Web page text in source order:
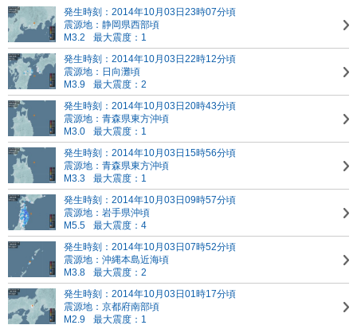
発生時刻：2014年10月03日23時07分頃
震源地：静岡県西部頃
M3.2
最大震度：1
発生時刻：2014年10月03日22時12分頃
震源地：日向灘頃
M3.9
最大震度：2
発生時刻：2014年10月03日20時43分頃
震源地：青森県東方沖頃
M3.0
最大震度：1
発生時刻：2014年10月03日15時56分頃
震源地：青森県東方沖頃
M3.3
最大震度：1
発生時刻：2014年10月03日09時57分頃
震源地：岩手県沖頃
M5.5
最大震度：4
発生時刻：2014年10月03日07時52分頃
震源地：沖縄本島近海頃
M3.8
最大震度：2
発生時刻：2014年10月03日01時17分頃
震源地：京都府南部頃
M2.9
最大震度：1